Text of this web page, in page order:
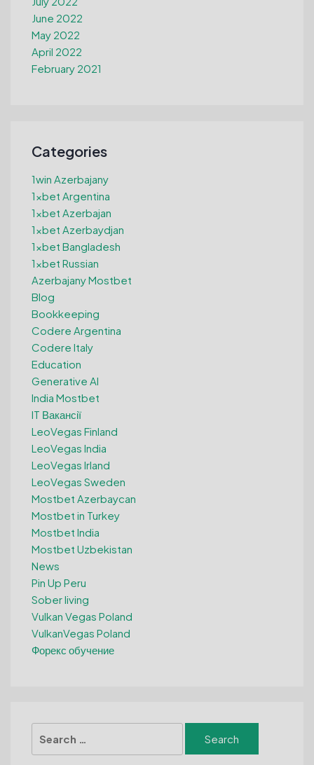
June 2022
May 2022
April 2022
February 2021
Categories
1win Azerbajany
1xbet Argentina
1xbet Azerbajan
1xbet Azerbaydjan
1xbet Bangladesh
1xbet Russian
Azerbajany Mostbet
Blog
Bookkeeping
Codere Argentina
Codere Italy
Education
Generative AI
India Mostbet
IT Вакансії
LeoVegas Finland
LeoVegas India
LeoVegas Irland
LeoVegas Sweden
Mostbet Azerbaycan
Mostbet in Turkey
Mostbet India
Mostbet Uzbekistan
News
Pin Up Peru
Sober living
Vulkan Vegas Poland
VulkanVegas Poland
Форекс обучение
for: